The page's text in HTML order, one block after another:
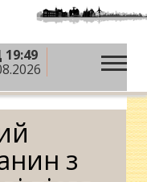
»20-річний
АТО потребує
з